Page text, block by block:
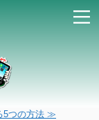
5つの方法 ≫